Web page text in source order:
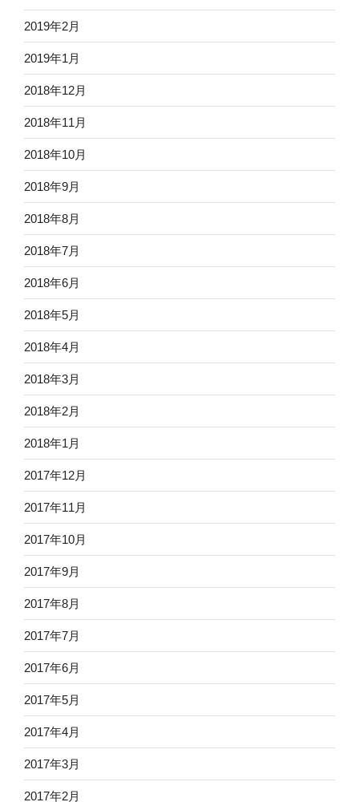
2019年2月
2019年1月
2018年12月
2018年11月
2018年10月
2018年9月
2018年8月
2018年7月
2018年6月
2018年5月
2018年4月
2018年3月
2018年2月
2018年1月
2017年12月
2017年11月
2017年10月
2017年9月
2017年8月
2017年7月
2017年6月
2017年5月
2017年4月
2017年3月
2017年2月